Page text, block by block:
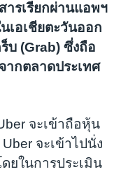
ารเรียกผ่านแอพฯ
เอเชียตะวันออก
บ (Grab) ซึ่งถือ
ากตลาดประเทศ
จะเข้าถือหุ้น
จะเข้าไปนั่ง
ยในการประเมิน